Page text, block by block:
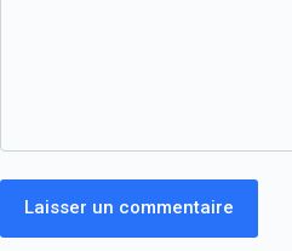
Laisser un commentaire